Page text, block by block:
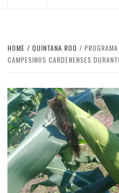
HOME QUINTANA ROO
CAMPESINOS CARDENENSES